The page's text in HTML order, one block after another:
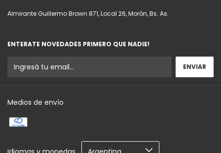
Almirante Guillermo Brown 871, Local 26, Morón, Bs. As.
ENTERATE NOVEDADES PRIMERO QUE NADIE!
Medios de envío